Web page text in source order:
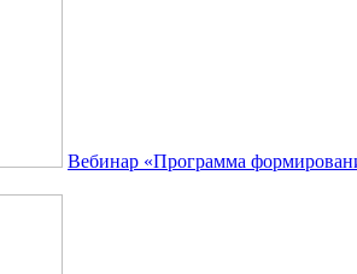
Вебинар «Программа